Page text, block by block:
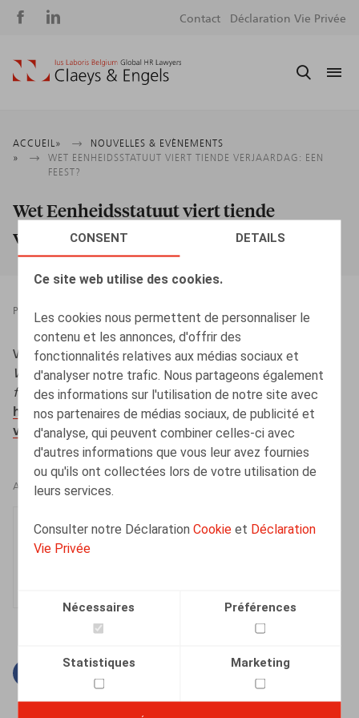
CONSENT DETAILS
Ce site web utilise des cookies.
Les cookies nous permettent de personnaliser le
contenu et les annonces, d'offrir des
fonctionnalités relatives aux médias sociaux et
d'analyser notre trafic. Nous partageons également
des informations sur l'utilisation de notre site avec
nos partenaires de médias sociaux, de publicité et
d'analyse, qui peuvent combiner celles-ci avec
d'autres informations que vous leur avez fournies
ou qu'ils ont collectées lors de votre utilisation de
leurs services.
Consulter notre DéclarationCookie et Déclaration
Vie Privée
Nécessaires Préférences
Statistiques Marketing
Social
Contact Déclaration Vie Privée
Fil
d'Ariane
ACCUEIL
NOUVELLES & EVÈNEMENTS
WET EENHEIDSSTATUUT VIERT TIENDE VERJAARDAG: EEN
FEEST?
Wet Eenheidsstatuut viert tiende
verjaardag: een feest?
PRESSROOM
Wouters, O., (interview door Geert Volders) (2024, juni).
Wet Eenheidsstatuut viert tiende verjaardag: een
feest?HRmagazine.
https://hrmagazine.be/nl/posts/wet-eenheidsstatuut-
viert-tiende-verjaardag-een-feest
AUTEURS
Olivier Wouters
TwitterLinkedin